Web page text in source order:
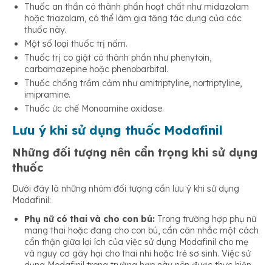
Thuốc an thần có thành phần hoạt chất như midazolam
hoặc triazolam, có thể làm gia tăng tác dụng của các
thuốc này.
Một số loại thuốc trị nấm.
Thuốc trị co giật có thành phần như phenytoin,
carbamazepine hoặc phenobarbital.
Thuốc chống trầm cảm như amitriptyline, nortriptyline,
imipramine.
Thuốc ức chế Monoamine oxidase.
Lưu ý khi sử dụng thuốc Modafinil
Những đối tượng nên cẩn trọng khi sử dụng
thuốc
Dưới đây là những nhóm đối tượng cần lưu ý khi sử dụng
Modafinil:
Phụ nữ có thai và cho con bú: Trong trường hợp phụ nữ
mang thai hoặc đang cho con bú, cần cân nhắc một cách
cẩn thận giữa lợi ích của việc sử dụng Modafinil cho mẹ
và nguy cơ gây hại cho thai nhi hoặc trẻ sơ sinh. Việc sử